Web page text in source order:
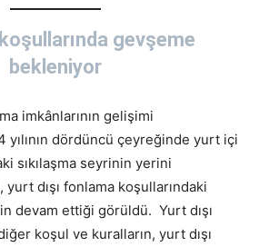
gevşeme
bekleniyor
imkânlarının gelişimi
dördüncü çeyreğinde yurt içi
sıkılaşma seyrinin yerini
yurt dışı fonlama koşullarındaki
devam ettiği görüldü. Yurt dışı
koşul ve kuralların, yurt dışı